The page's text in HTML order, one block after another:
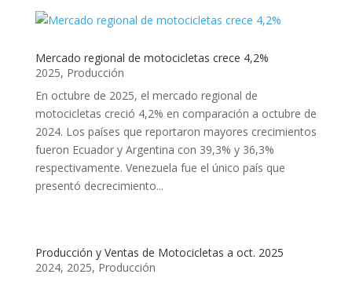
Mercado regional de motocicletas crece 4,2%
2025, Producción
En octubre de 2025, el mercado regional de
motocicletas creció 4,2% en comparación a octubre de
2024. Los países que reportaron mayores crecimientos
fueron Ecuador y Argentina con 39,3% y 36,3%
respectivamente. Venezuela fue el único país que
presentó decrecimiento...
Producción y Ventas de Motocicletas a oct. 2025
2024, 2025, Producción